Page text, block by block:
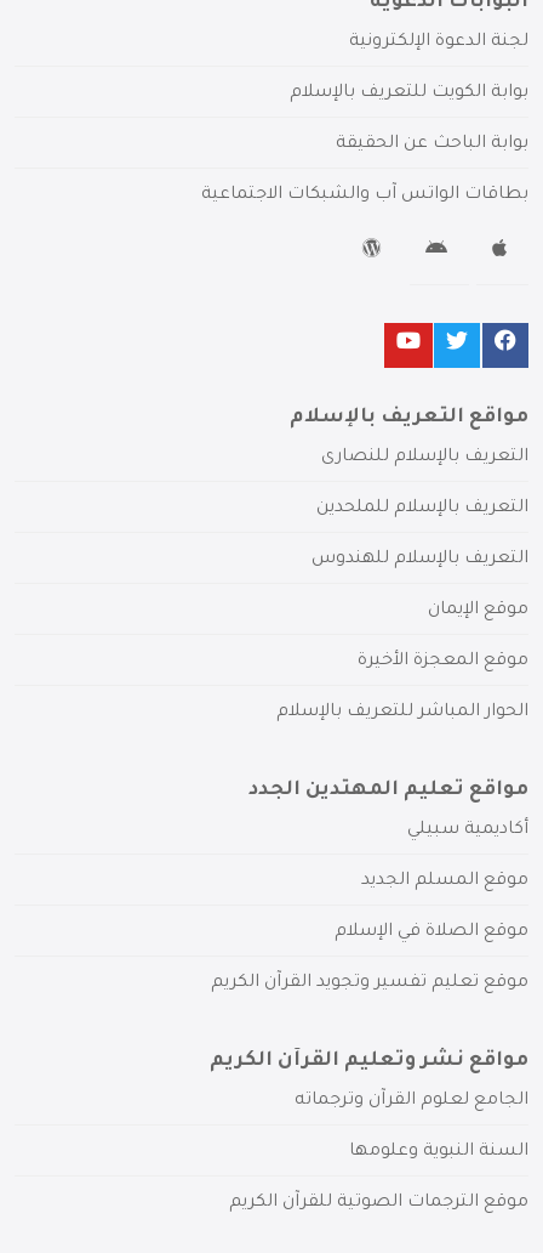
لجنة الدعوة الإلكترونية
بوابة الكويت للتعريف بالإسلام
بوابة الباحث عن الحقيقة
بطاقات الواتس آب والشبكات الاجتماعية
مواقع التعريف بالإسلام
التعريف بالإسلام للنصارى
التعريف بالإسلام للملحدين
التعريف بالإسلام للهندوس
موقع الإيمان
موقع المعجزة الأخيرة
الحوار المباشر للتعريف بالإسلام
مواقع تعليم المهتدين الجدد
أكاديمية سبيلي
موقع المسلم الجديد
موقع الصلاة في الإسلام
موقع تعليم تفسير وتجويد القرآن الكريم
مواقع نشر وتعليم القرآن الكريم
الجامع لعلوم القرآن وترجماته
السنة النبوية وعلومها
موقع الترجمات الصوتية للقرآن الكريم